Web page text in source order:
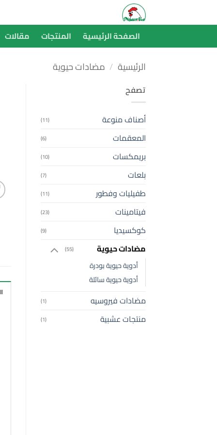
الصفحة الرئيسية
المنتجات مقالات
الرئيسية / مضادات حيوية
تصفح
أصناف منوعة (11)
المعقمات (6)
بريمكسات (10)
بلعات (7)
طفيليات وفطور (11)
فيتامينات (23)
كوكسيديا (9)
مضادات حيوية (55)
أدوية حيوية بودرة
أدوية حيوية سائلة
مضادات فيروسيه (1)
منتجات عشبية (1)